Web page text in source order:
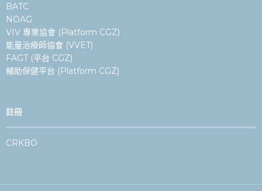
BATC
NOAG
VIV 專業協會 (Platform CGZ)
能量治療師協會 (VVET)
FAGT (平台 CGZ)
輔助保健平台 (Platform CGZ)
註冊
CRKBO